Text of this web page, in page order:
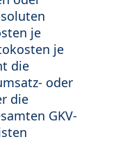
je
je
die
oder
die
GKV-